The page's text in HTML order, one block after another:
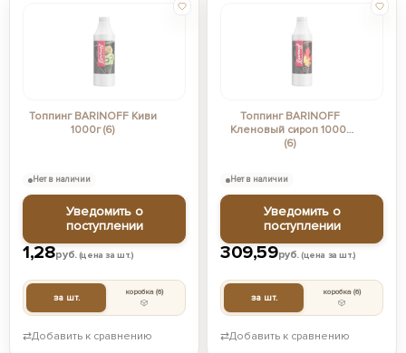
Топпинг BARINOFF Киви
1000г (6)
1,28руб.(цена за шт.)
за шт. коробка(6)
Нет в наличии
Уведомить о
поступлении
⇄Добавить к сравнению
Топпинг BARINOFF
Кленовый сироп 1000г
(6)
309,59руб.(цена за шт.)
за шт. коробка(6)
Нет в наличии
Уведомить о
поступлении
⇄Добавить к сравнению